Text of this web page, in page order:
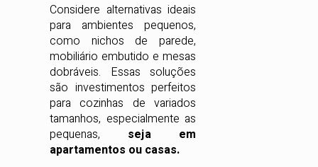
Considere alternativas ideais
para ambientes pequenos,
como nichos de parede,
mobiliário embutido e mesas
dobráveis. Essas soluções
são investimentos perfeitos
para cozinhas de variados
tamanhos, especialmente as
pequenas, seja em
apartamentos ou casas.